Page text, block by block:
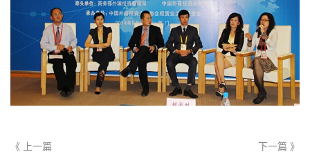
《 上一篇 下一篇 》